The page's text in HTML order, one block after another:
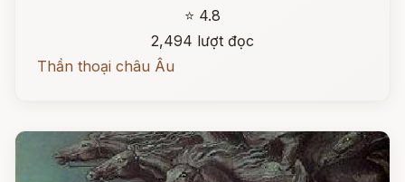
⭐ 4.8
2,494 lượt đọc
Thần thoại châu Âu